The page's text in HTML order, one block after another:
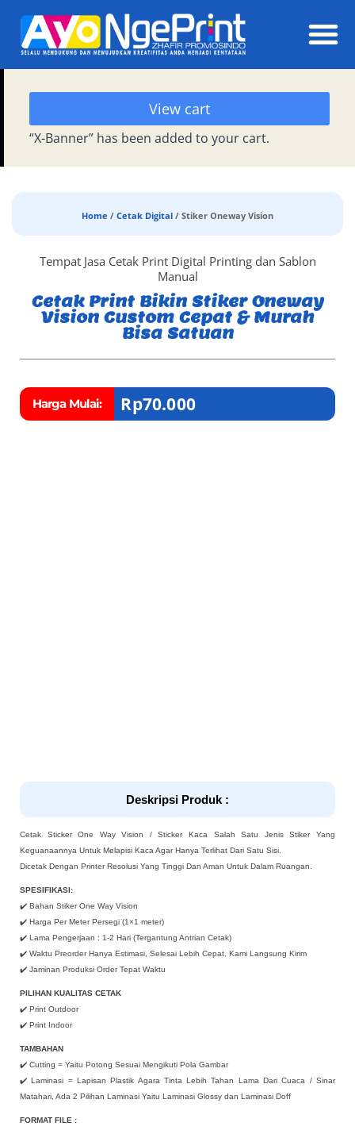
“X-Banner” has been added to your cart.
View cart
Home / Cetak Digital / Stiker Oneway Vision
Tempat Jasa Cetak Print Digital Printing dan Sablon
Manual
Cetak Print Bikin Stiker Oneway
Vision Custom Cepat & Murah
Bisa Satuan
Harga Mulai: Rp70.000
Deskripsi Produk :
Cetak Sticker One Way Vision / Sticker Kaca Salah Satu Jenis Stiker Yang
Keguanaannya Untuk Melapisi Kaca Agar Hanya Terlihat Dari Satu Sisi.
Dicetak Dengan Printer Resolusi Yang Tinggi Dan Aman Untuk Dalam Ruangan.
SPESIFIKASI:
✔️ Bahan Stiker One Way Vision
✔️ Harga Per Meter Persegi (1×1 meter)
✔️ Lama Pengerjaan : 1-2 Hari (Tergantung Antrian Cetak)
✔️ Waktu Preorder Hanya Estimasi, Selesai Lebih Cepat, Kami Langsung Kirim
✔️ Jaminan Produksi Order Tepat Waktu
PILIHAN KUALITAS CETAK
✔️ Print Outdoor
✔️ Print Indoor
TAMBAHAN
✔️ Cutting = Yaitu Potong Sesuai Mengikuti Pola Gambar
✔️ Laminasi = Lapisan Plastik Agara Tinta Lebih Tahan Lama Dari Cuaca / Sinar
Matahari, Ada 2 Pilihan Laminasi Yaitu Laminasi Glossy dan Laminasi Doff
FORMAT FILE :